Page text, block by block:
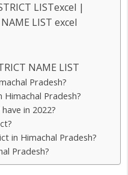
LISTexcel |
LIST excel
NAME LIST
Pradesh?
Pradesh?
in 2022?
in Himachal Pradesh?
Pradesh?